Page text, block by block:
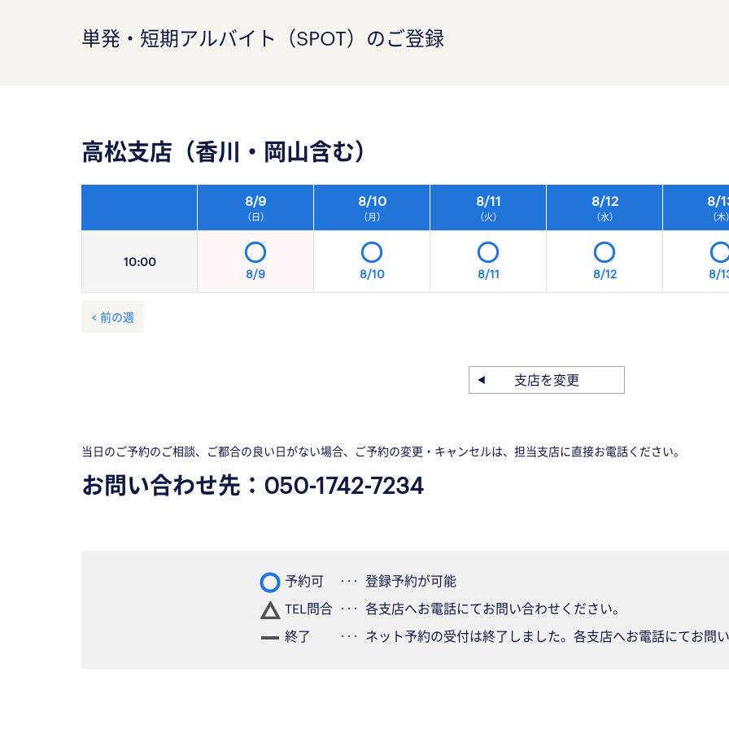
単発・短期アルバイト（SPOT）のご登録
高松支店（香川・岡山含む）
10:00
8/9
（日）
8/10
（月）
8/11
（火）
8/12
（水）
8/
（木）
8/9 8/10 8/11 8/12 8/
< 前の週
支店を変更
当日のご予約のご相談、ご都合の良い日がない場合、ご予約の変更・キャンセルは、担当支店に直接お電話ください。
お問い合わせ先： 050-1742-7234
予約可
登録予約が可能
TEL問合
各支店へお電話にてお問い合わせください。
終了
ネット予約の受付は終了しました。各支店へお電話にてお問い